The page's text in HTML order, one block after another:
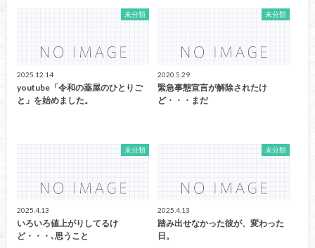
未分類
2025.12.14
youtube「令和の薬屋のひとりご
と」を始めました。
未分類
2020.5.29
緊急事態宣言が解除されたけ
ど・・・まだ
未分類
2025.4.13
いろいろ値上がりしてるけ
ど・・・､思うこと
未分類
2025.4.13
踏み出せなかった彼が、変わった
日。